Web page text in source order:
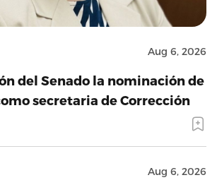
Aug 6, 2026
del Senado la nominación de
secretaria de Corrección
Aug 6, 2026